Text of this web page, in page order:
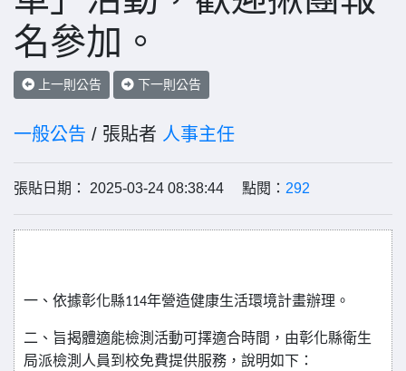
名參加。
上一則公告 下一則公告
一般公告 / 張貼者 人事主任
張貼日期： 2025-03-24 08:38:44 點閱： 292
一、依據彰化縣114年營造健康生活環境計畫辦理。
二、旨揭體適能檢測活動可擇適合時間，由彰化縣衛生
局派檢測人員到校免費提供服務，說明如下：